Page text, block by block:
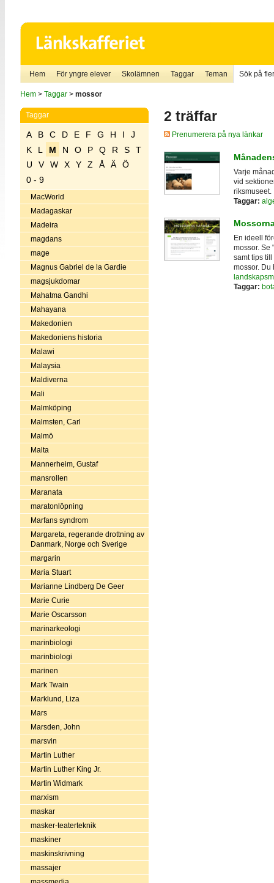
Hem För yngre elever Skolämnen Taggar Teman Sök på
Hem> Taggar> mossor
Taggar
A B C D E F G H I
J
K
L M N O P Q R S
T
U
V W X Y Z Å Ä
Ö
0 - 9
MacWorld
Madagaskar
Madeira
magdans
mage
Magnus Gabriel de la Gardie
magsjukdomar
Mahatma Gandhi
Mahayana
Makedonien
Makedoniens historia
Malawi
Malaysia
Maldiverna
Mali
Malmköping
Malmsten, Carl
Malmö
Malta
Mannerheim, Gustaf
mansrollen
Maranata
maratonlöpning
Marfans syndrom
Margareta, regerande drottning av
Danmark, Norge och Sverige
margarin
Maria Stuart
Marianne Lindberg De Geer
Marie Curie
Marie Oscarsson
marinarkeologi
marinbiologi
marinbiologi
marinen
Mark Twain
Marklund, Liza
Mars
Marsden, John
marsvin
Martin Luther
Martin Luther King Jr.
Martin Widmark
marxism
maskar
masker-teaterteknik
maskiner
maskinskrivning
massajer
2 träffar
Prenumerera på nya länkar
Varje
vid
riksmuseet.
Taggar:
En ideell
mossor. Se
samt tips
mossor.
Taggar: